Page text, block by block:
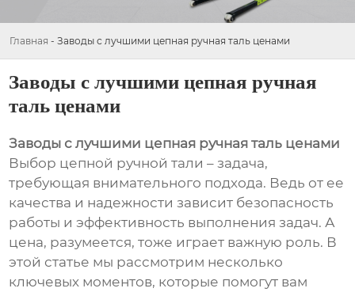
Главная - Заводы с лучшими цепная ручная таль ценами
Заводы с лучшими цепная ручная
таль ценами
Заводы с лучшими цепная ручная таль ценами
Выбор цепной ручной тали – задача,
требующая внимательного подхода. Ведь от ее
качества и надежности зависит безопасность
работы и эффективность выполнения задач. А
цена, разумеется, тоже играет важную роль. В
этой статье мы рассмотрим несколько
ключевых моментов, которые помогут вам